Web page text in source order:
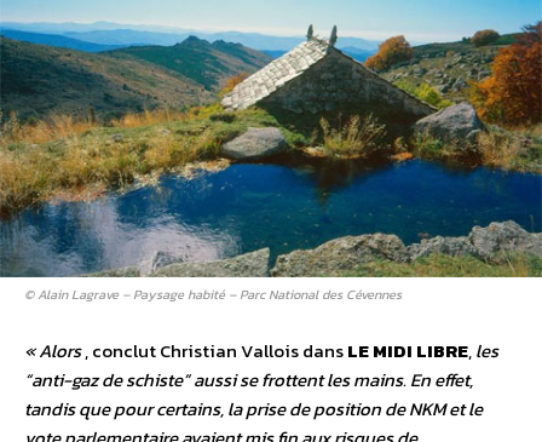
© Alain Lagrave – Paysage habité – Parc National des Cévennes
« Alors, conclut Christian Vallois dansLE MIDI LIBRE,les
“anti-gaz de schiste” aussi se frottent les mains. En effet,
tandis que pour certains, la prise de position de NKM et le